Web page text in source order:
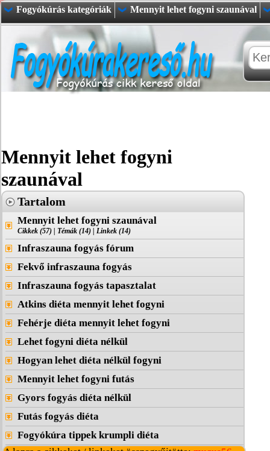
Fogyókúrás kategóriák Mennyit lehet fogyni szaunával
Mennyit lehet fogyni
szaunával
Tartalom
Mennyit lehet fogyni szaunával
Cikkek (57) Témák (14) Linkek (14)
Infraszauna fogyás fórum
Fekvő infraszauna fogyás
Infraszauna fogyás tapasztalat
Atkins diéta mennyit lehet fogyni
Fehérje diéta mennyit lehet fogyni
Lehet fogyni diéta nélkül
Hogyan lehet diéta nélkül fogyni
Mennyit lehet fogyni futás
Gyors fogyás diéta nélkül
Futás fogyás diéta
Fogyókúra tippek krumpli diéta